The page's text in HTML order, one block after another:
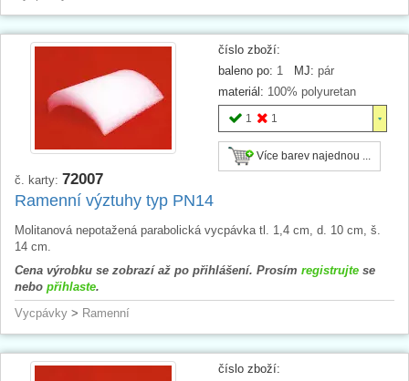
číslo zboží:
baleno po: 1 MJ: pár
materiál: 100% polyuretan
1 1
Více barev najednou ...
č. karty: 72007
Ramenní výztuhy typ PN14
Molitanová nepotažená parabolická vycpávka tl. 1,4 cm, d. 10 cm, š.
14 cm.
Cena výrobku se zobrazí až po přihlášení. Prosím registrujte se
nebo přihlaste.
Vycpávky > Ramenní
číslo zboží: